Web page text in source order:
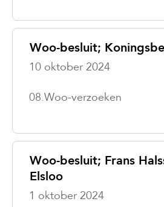
Woo-besluit;
10 oktober 2024
08.Woo-verzoeken
Woo-besluit; Frans
Elsloo
1 oktober 2024